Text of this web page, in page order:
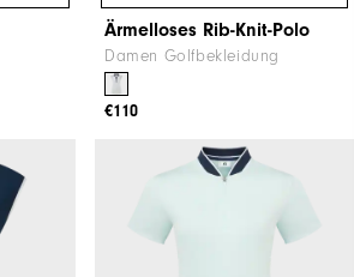
Ärmelloses Rib-Knit-Polo
Damen Golfbekleidung
€110